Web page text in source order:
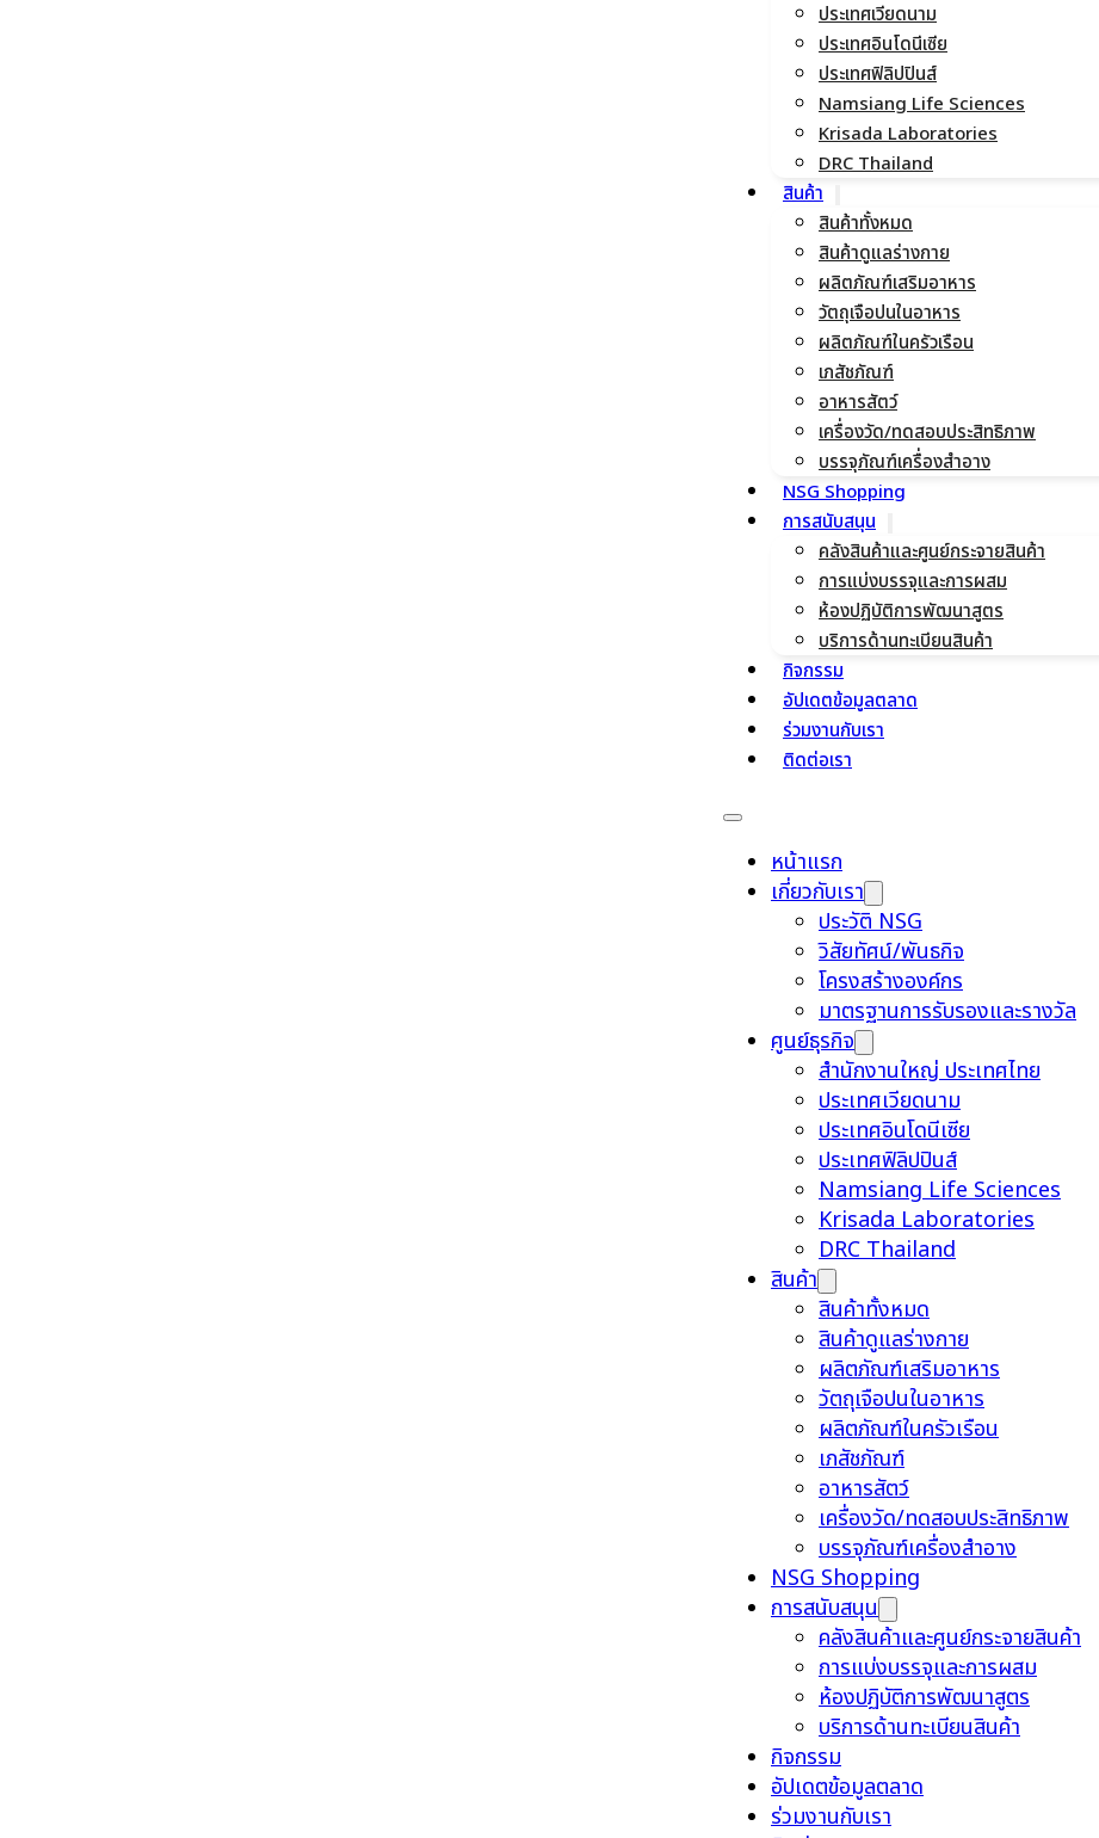
ประเทศเวียดนาม
ประเทศอินโดนีเซีย
ประเทศฟิลิปปินส์
Namsiang Life Sciences
Krisada Laboratories
DRC Thailand
สินค้า
สินค้าทั้งหมด
สินค้าดูแลร่างกาย
ผลิตภัณฑ์เสริมอาหาร
วัตถุเจือปนในอาหาร
ผลิตภัณฑ์ในครัวเรือน
เภสัชภัณฑ์
อาหารสัตว์
เครื่องวัด/ทดสอบประสิทธิภาพ
บรรจุภัณฑ์เครื่องสำอาง
NSG Shopping
การสนับสนุน
คลังสินค้าและศูนย์กระจายสินค้า
การแบ่งบรรจุและการผสม
ห้องปฏิบัติการพัฒนาสูตร
บริการด้านทะเบียนสินค้า
กิจกรรม
อัปเดตข้อมูลตลาด
ร่วมงานกับเรา
ติดต่อเรา
หน้าแรก
เกี่ยวกับเรา
ประวัติ NSG
วิสัยทัศน์/พันธกิจ
โครงสร้างองค์กร
มาตรฐานการรับรองและรางวัล
ศูนย์ธุรกิจ
สำนักงานใหญ่ ประเทศไทย
ประเทศเวียดนาม
ประเทศอินโดนีเซีย
ประเทศฟิลิปปินส์
Namsiang Life Sciences
Krisada Laboratories
DRC Thailand
สินค้า
สินค้าทั้งหมด
สินค้าดูแลร่างกาย
ผลิตภัณฑ์เสริมอาหาร
วัตถุเจือปนในอาหาร
ผลิตภัณฑ์ในครัวเรือน
เภสัชภัณฑ์
อาหารสัตว์
เครื่องวัด/ทดสอบประสิทธิภาพ
บรรจุภัณฑ์เครื่องสำอาง
NSG Shopping
การสนับสนุน
คลังสินค้าและศูนย์กระจายสินค้า
การแบ่งบรรจุและการผสม
ห้องปฏิบัติการพัฒนาสูตร
บริการด้านทะเบียนสินค้า
กิจกรรม
อัปเดตข้อมูลตลาด
ร่วมงานกับเรา